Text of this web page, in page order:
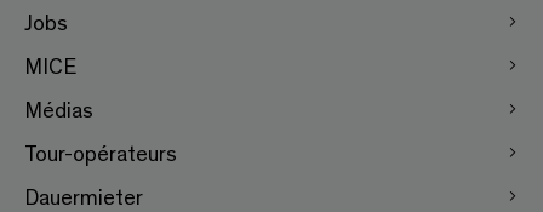
Jobs
MICE
Médias
Tour-opérateurs
Dauermieter